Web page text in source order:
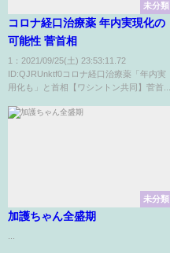
未分類
コロナ経口治療薬 年内実現化の
可能性 菅首相
1：2021/09/25(土) 23:53:11.72
ID:QJRUnktf0コロナ経口治療薬「年内実
用化も」と首相【ワシントン共同】菅首...
未分類
加護ちゃん全盛期